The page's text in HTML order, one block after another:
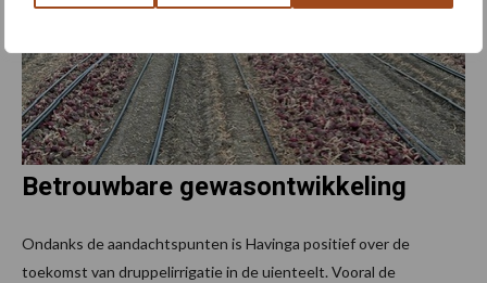
Betrouwbare gewasontwikkeling
Ondanks de aandachtspunten is Havinga positief over de
toekomst van druppelirrigatie in de uienteelt. Vooral de